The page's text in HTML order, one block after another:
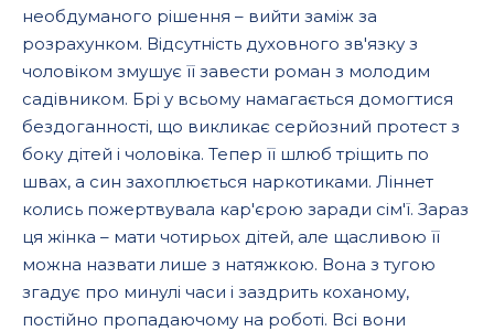
необдуманого рішення – вийти заміж за
розрахунком. Відсутність духовного зв'язку з
чоловіком змушує її завести роман з молодим
садівником. Брі у всьому намагається домогтися
бездоганності, що викликає серйозний протест з
боку дітей і чоловіка. Тепер її шлюб тріщить по
швах, а син захоплюється наркотиками. Ліннет
колись пожертвувала кар'єрою заради сім'ї. Зараз
ця жінка – мати чотирьох дітей, але щасливою її
можна назвати лише з натяжкою. Вона з тугою
згадує про минулі часи і заздрить коханому,
постійно пропадаючому на роботі. Всі вони